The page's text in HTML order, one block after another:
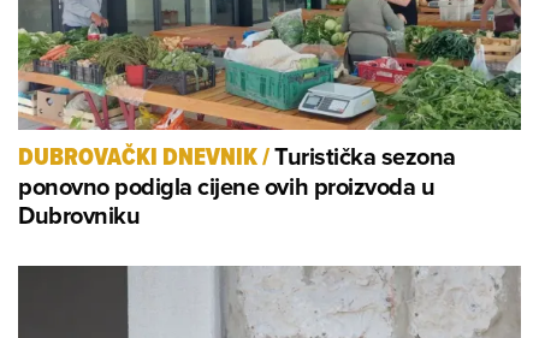
DUBROVAČKI DNEVNIK/Turistička sezona
ponovno podigla cijene ovih proizvoda u
Dubrovniku